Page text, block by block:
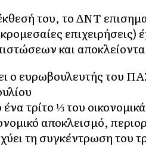
του, το ΔΝΤ
και
ο ευρωβουλευτής του
ένα τρίτο ⅓ του
αποκλεισμό,
τη συγκέντρωση του